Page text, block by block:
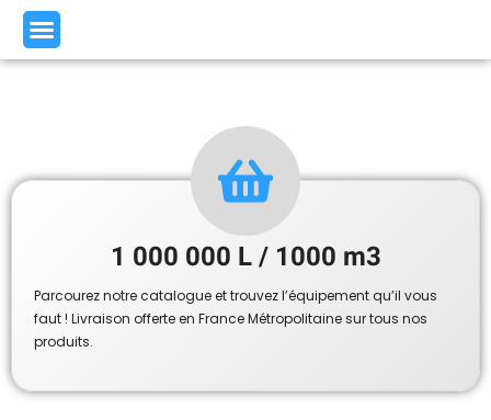
1 000 000 L / 1000 m3
Parcourez notre catalogue et trouvez l’équipement qu’il vous
faut ! Livraison offerte en France Métropolitaine sur tous nos
produits.